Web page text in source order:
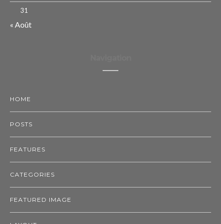
31
« Août
HOME
POSTS
FEATURES
CATEGORIES
FEATURED IMAGE